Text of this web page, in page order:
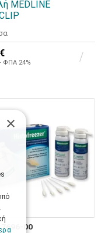
MEDLINE
ΦΠΑ 24%
00
×